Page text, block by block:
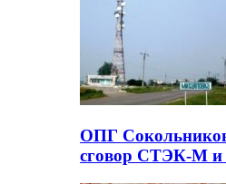
ОПГ
сговор СТЭК-М и